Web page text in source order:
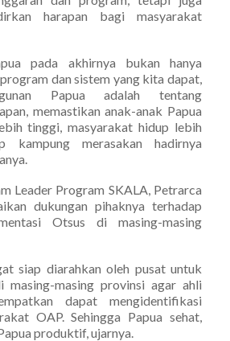
harapan bagi masyarakat
pada akhirnya bukan hanya
dan sistem yang kita dapat,
Papua adalah tentang
memastikan anak-anak Papua
tinggi, masyarakat hidup lebih
kampung merasakan hadirnya
Leader Program SKALA, Petrarca
dukungan pihaknya terhadap
Otsus di masing-masing
siap diarahkan oleh pusat untuk
masing-masing provinsi agar ahli
dapat mengidentifikasi
OAP. Sehingga Papua sehat,
produktif, ujarnya.